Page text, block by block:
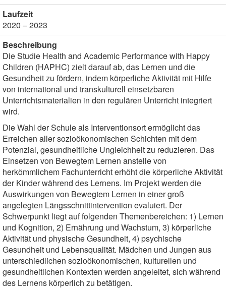
Laufzeit
2020 – 2023
Beschreibung
Die Studie Health and Academic Performance with Happy
Children (HAPHC) zielt darauf ab, das Lernen und die
Gesundheit zu fördern, indem körperliche Aktivität mit Hilfe
von international und transkulturell einsetzbaren
Unterrichtsmaterialien in den regulären Unterricht integriert
wird.
Die Wahl der Schule als Interventionsort ermöglicht das
Erreichen aller sozioökonomischen Schichten mit dem
Potenzial, gesundheitliche Ungleichheit zu reduzieren. Das
Einsetzen von Bewegtem Lernen anstelle von
herkömmlichem Fachunterricht erhöht die körperliche Aktivität
der Kinder während des Lernens. Im Projekt werden die
Auswirkungen von Bewegtem Lernen in einer groß
angelegten Längsschnittintervention evaluiert. Der
Schwerpunkt liegt auf folgenden Themenbereichen: 1) Lernen
und Kognition, 2) Ernährung und Wachstum, 3) körperliche
Aktivität und physische Gesundheit, 4) psychische
Gesundheit und Lebensqualität. Mädchen und Jungen aus
unterschiedlichen sozioökonomischen, kulturellen und
gesundheitlichen Kontexten werden angeleitet, sich während
des Lernens körperlich zu betätigen.